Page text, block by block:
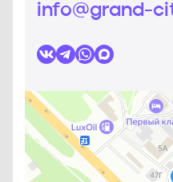
info@grand-